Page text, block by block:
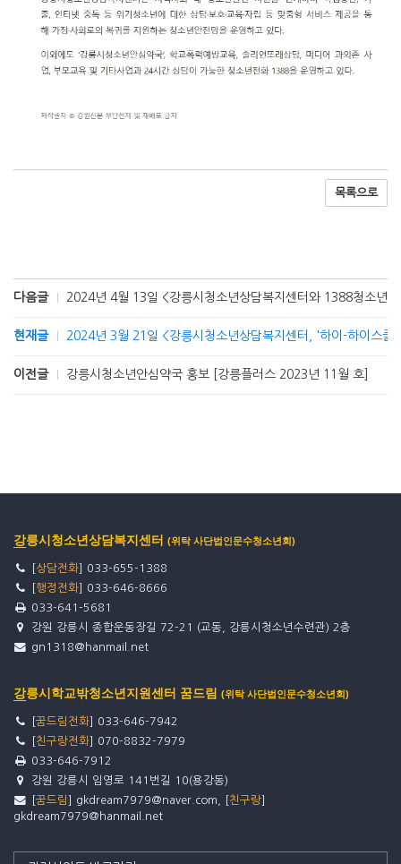
목록으로
다음글 2024년 4월 13일 <강릉시청소년상담복지센터와 1388청소년
현재글 2024년 3월 21일 <강릉시청소년상담복지센터, '하이-하이스
이전글 강릉시청소년안심약국 홍보 [강릉플러스 2023년 11월 호]
강릉시청소년상담복지센터 (위탁 사단법인문수청소년회)
[상담전화] 033-655-1388
[행정전화] 033-646-8666
033-641-5681
강원 강릉시 종합운동장길 72-21 (교동, 강릉시청소년수련관) 2층
gn1318@hanmail.net
강릉시학교밖청소년지원센터 꿈드림 (위탁 사단법인문수청소년회)
[꿈드림전화] 033-646-7942
[친구랑전화] 070-8832-7979
033-646-7912
강원 강릉시 임영로 141번길 10(용강동)
[꿈드림] gkdream7979@naver.com, [친구랑]
gkdream7979@hanmail.net